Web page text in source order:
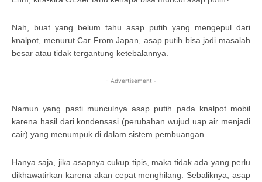
Nah, buat yang belum tahu asap putih yang mengepul dari
knalpot, menurut Car From Japan, asap putih bisa jadi masalah
besar atau tidak tergantung ketebalannya.
- Advertisement -
Namun yang pasti munculnya asap putih pada knalpot mobil
karena hasil dari kondensasi (perubahan wujud uap air menjadi
cair) yang menumpuk di dalam sistem pembuangan.
Hanya saja, jika asapnya cukup tipis, maka tidak ada yang perlu
dikhawatirkan karena akan cepat menghilang. Sebaliknya, asap